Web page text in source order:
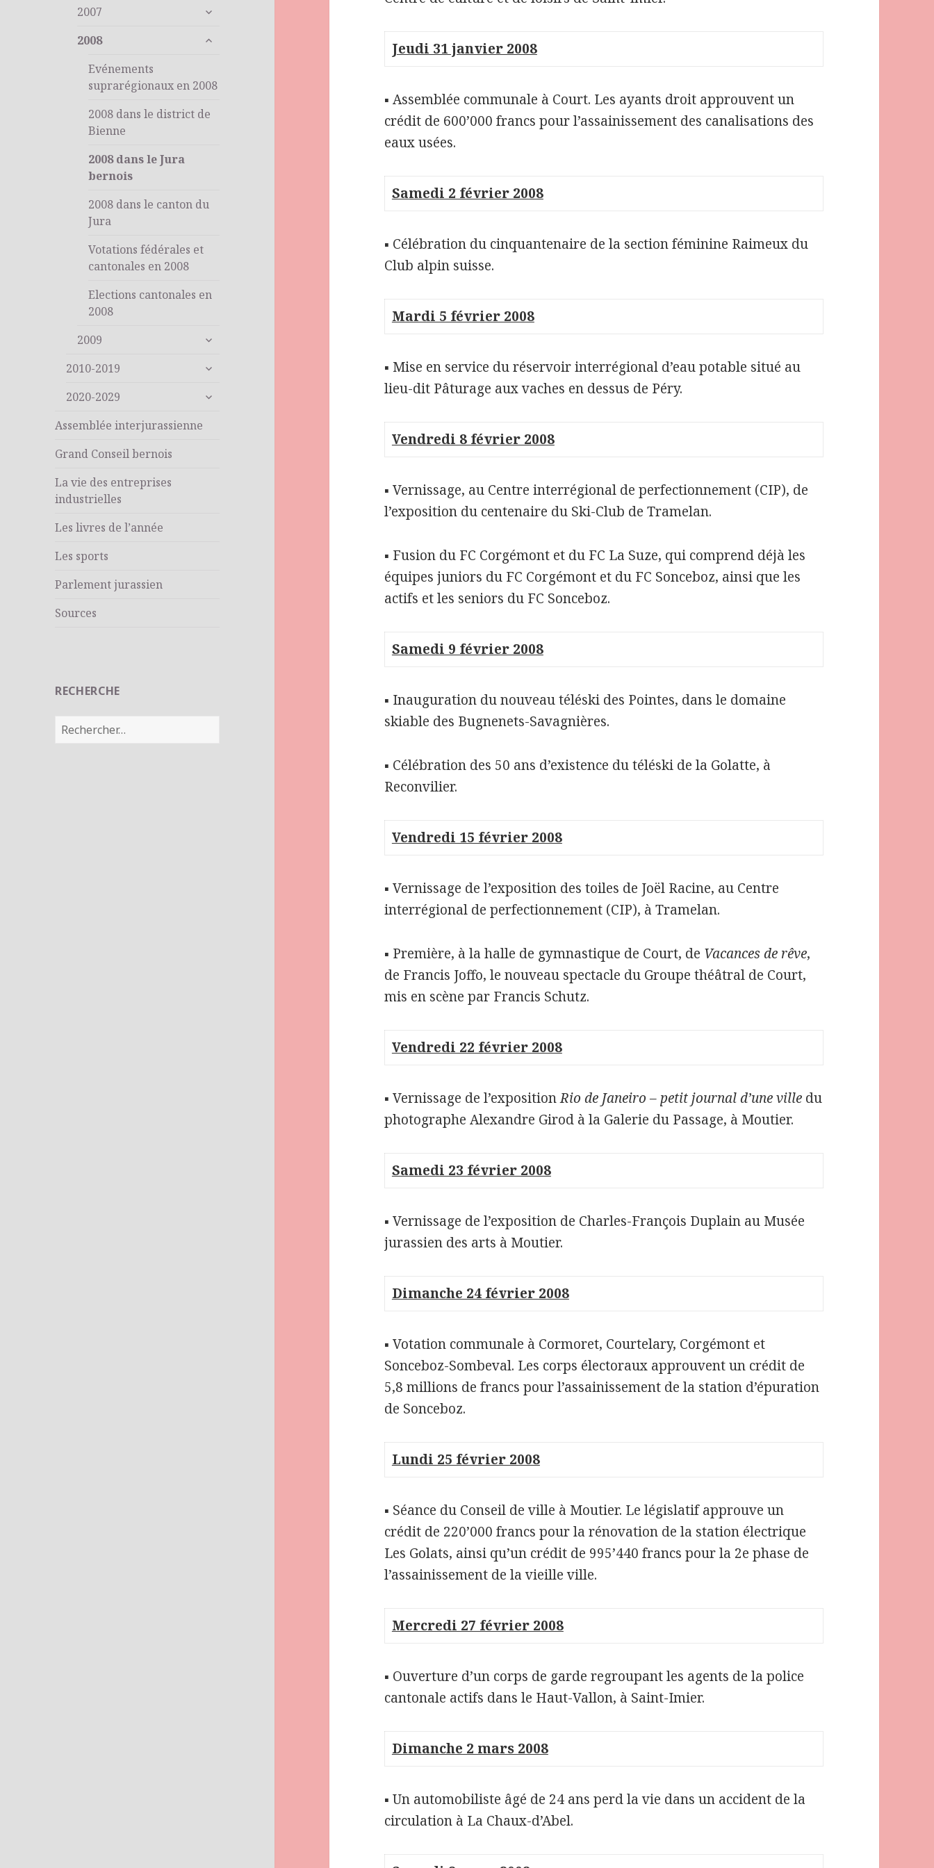
sous-
2007
ouvrir
sous-
2008
ouvrir
menu
Evénements
suprarégionaux en 2008
2008 dans le district de
Bienne
2008 dans le Jura
bernois
2008 dans le canton du
Jura
Votations fédérales et
cantonales en 2008
Elections cantonales en
2008
2009
ouvrir
sous-
2010-2019
ouvrir
sous-
2020-2029
ouvrir
sous-
Assemblée interjurassienne
Grand Conseil bernois
La vie des entreprises
industrielles
Les livres de l’année
Les sports
Parlement jurassien
Sources
RECHERCHE
Rechercher :
Jeudi 31 janvier 2008
▪ Assemblée communale à Court. Les ayants droit approuvent un
crédit de 600’000 francs pour l’assainissement des canalisations des
eaux usées.
Samedi 2 février 2008
▪ Célébration du cinquantenaire de la section féminine Raimeux du
Club alpin suisse.
Mardi 5 février 2008
▪ Mise en service du réservoir interrégional d’eau potable situé au
lieu-dit Pâturage aux vaches en dessus de Péry.
Vendredi 8 février 2008
▪ Vernissage, au Centre interrégional de perfectionnement (CIP), de
l’exposition du centenaire du Ski-Club de Tramelan.
▪ Fusion du FC Corgémont et du FC La Suze, qui comprend déjà les
équipes juniors du FC Corgémont et du FC Sonceboz, ainsi que les
actifs et les seniors du FC Sonceboz.
Samedi 9 février 2008
▪ Inauguration du nouveau téléski des Pointes, dans le domaine
skiable des Bugnenets-Savagnières.
▪ Célébration des 50 ans d’existence du téléski de la Golatte, à
Reconvilier.
Vendredi 15 février 2008
▪ Vernissage de l’exposition des toiles de Joël Racine, au Centre
interrégional de perfectionnement (CIP), à Tramelan.
▪ Première, à la halle de gymnastique de Court, de Vacances de rêve,
de Francis Joffo, le nouveau spectacle du Groupe théâtral de Court,
mis en scène par Francis Schutz.
Vendredi 22 février 2008
▪ Vernissage de l’expositionRio de Janeiro – petit journal d’une ville du
photographe Alexandre Girod à la Galerie du Passage, à Moutier.
Samedi 23 février 2008
▪ Vernissage de l’exposition de Charles-François Duplain au Musée
jurassien des arts à Moutier.
Dimanche 24 février 2008
▪ Votation communale à Cormoret, Courtelary, Corgémont et
Sonceboz-Sombeval. Les corps électoraux approuvent un crédit de
5,8 millions de francs pour l’assainissement de la station d’épuration
de Sonceboz.
Lundi 25 février 2008
▪ Séance du Conseil de ville à Moutier. Le législatif approuve un
crédit de 220’000 francs pour la rénovation de la station électrique
Les Golats, ainsi qu’un crédit de 995’440 francs pour la 2e phase de
l’assainissement de la vieille ville.
Mercredi 27 février 2008
▪ Ouverture d’un corps de garde regroupant les agents de la police
cantonale actifs dans le Haut-Vallon, à Saint-Imier.
Dimanche 2 mars 2008
▪ Un automobiliste âgé de 24 ans perd la vie dans un accident de la
circulation à La Chaux-d’Abel.